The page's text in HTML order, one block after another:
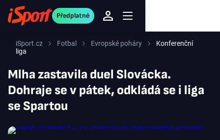
Předplatné
iSport.cz Fotbal Evropské poháry
Konferenční
liga
Mlha zastavila duel Slovácka.
Dohraje se v pátek, odkládá se i liga
se Spartou